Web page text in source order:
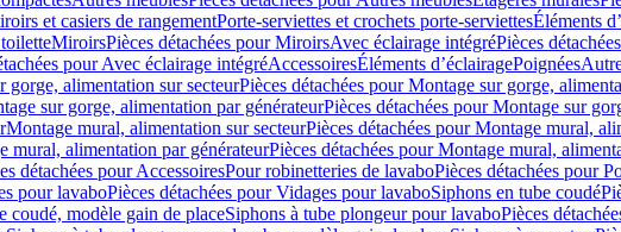
et casiers de rangementPorte-serviettes et crochets porte-serviettesÉléments
MiroirsPièces détachées pour MiroirsAvec éclairage intégréPièces
pour Avec éclairage intégréAccessoiresÉléments d’éclairagePoignées
gorge, alimentation sur secteurPièces détachées pour Montage sur gorge,
sur gorge, alimentation par générateurPièces détachées pour Montage sur
Montage mural, alimentation sur secteurPièces détachées pour Montage mural,
mural, alimentation par générateurPièces détachées pour Montage mural,
détachées pour AccessoiresPour robinetteries de lavaboPièces détachées pour
pour lavaboPièces détachées pour Vidages pour lavaboSiphons en tube coudé
coudé, modèle gain de placeSiphons à tube plongeur pour lavaboPièces